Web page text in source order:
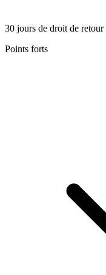
30 jours de droit de retour
Points forts